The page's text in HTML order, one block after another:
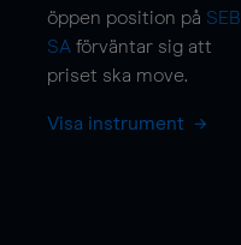
öppen position på SEB
SA förväntar sig att
priset ska move.
Visa instrument